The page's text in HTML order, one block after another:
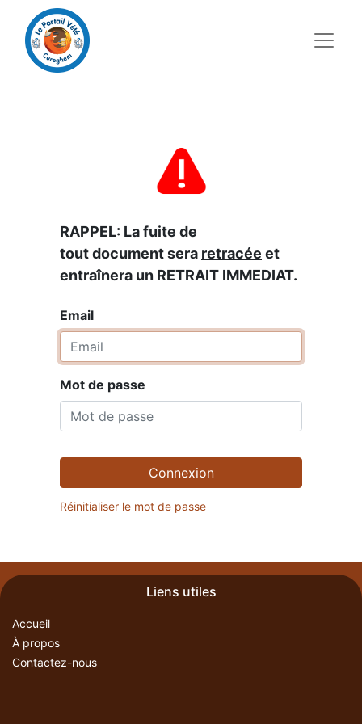
RAPPEL: Lafuite de
tout document sera retracée et
entraînera un RETRAIT IMMEDIAT.
Email
Mot de passe
Connexion
Réinitialiser le mot de passe
Liens utiles
Accueil
À propos
Contactez-nous